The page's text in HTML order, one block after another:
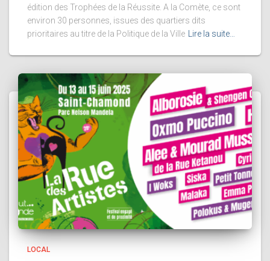
édition des Trophées de la Réussite. A la Comète, ce sont
environ 30 personnes, issues des quartiers dits
prioritaires au titre de la Politique de la Ville Lire la suite…
LOCAL